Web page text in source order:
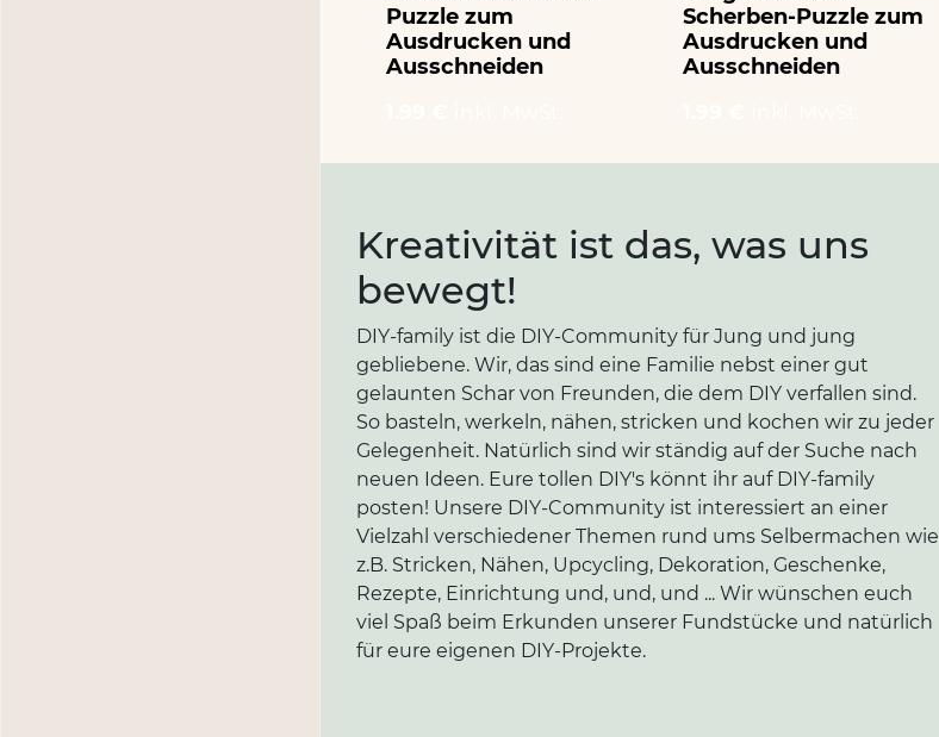
Puzzle zum
Ausdrucken und
Ausschneiden
Scherben-Puzzle zum
Ausdrucken und
Ausschneiden
Kreativität ist das, was uns
bewegt!
DIY-family ist die DIY-Community für Jung und jung
gebliebene. Wir, das sind eine Familie nebst einer gut
gelaunten Schar von Freunden, die dem DIY verfallen sind.
So basteln, werkeln, nähen, stricken und kochen wir zu jeder
Gelegenheit. Natürlich sind wir ständig auf der Suche nach
neuen Ideen. Eure tollen DIY's könnt ihr auf DIY-family
posten! Unsere DIY-Community ist interessiert an einer
Vielzahl verschiedener Themen rund ums Selbermachen wie
z.B. Stricken, Nähen, Upcycling, Dekoration, Geschenke,
Rezepte, Einrichtung und, und, und ... Wir wünschen euch
viel Spaß beim Erkunden unserer Fundstücke und natürlich
für eure eigenen DIY-Projekte.